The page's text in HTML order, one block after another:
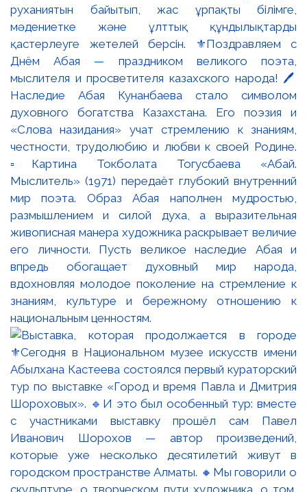
руханиятын байытып, жас ұрпақты білімге,
мәдениетке және ұлттық құндылықтарды
қастерлеуге жетелей берсін. ⚜️Поздравляем с
Днём Абая — праздником великого поэта,
мыслителя и просветителя казахского народа! 🖊️
Наследие Абая Кунанбаева стало символом
духовного богатства Казахстана. Его поэзия и
«Слова назидания» учат стремлению к знаниям,
честности, трудолюбию и любви к своей Родине.
▫️Картина Токболата Тогусбаева «Абай.
Мыслитель» (1971) передаёт глубокий внутренний
мир поэта. Образ Абая наполнен мудростью,
размышлением и силой духа, а выразительная
живописная манера художника раскрывает величие
его личности. Пусть великое наследие Абая и
впредь обогащает духовный мир народа,
вдохновляя молодое поколение на стремление к
знаниям, культуре и бережному отношению к
национальным ценностям.